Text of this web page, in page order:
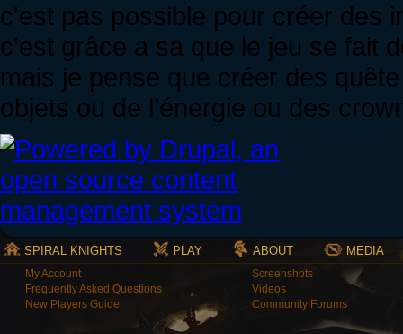
c'est pas possible pour créer des
c'est grâce a sa que le jeu se fait
mais je pense que créer des
objets ou de l’énergie ou des
SPIRAL KNIGHTS PLAY ABOUT MEDIA
My Account
Frequently Asked Questions
New Players Guide
Screenshots
Videos
Community Forums